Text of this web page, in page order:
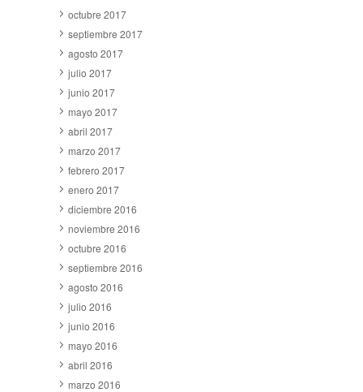
octubre 2017
septiembre 2017
agosto 2017
julio 2017
junio 2017
mayo 2017
abril 2017
marzo 2017
febrero 2017
enero 2017
diciembre 2016
noviembre 2016
octubre 2016
septiembre 2016
agosto 2016
julio 2016
junio 2016
mayo 2016
abril 2016
marzo 2016